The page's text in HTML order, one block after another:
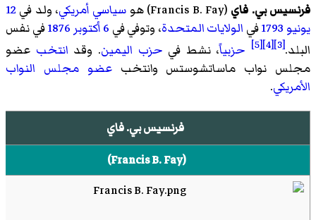
فرنسيس بي. فاي (
Francis B. Fay)‏ هو سياسي أمريكي، ولد في 12
يونيو 1793في الولايات المتحدة، وتوفي في 6 أكتوبر 1876في نفس
البلد.[3]
[4]
[5] حزبياً، نشط في حزب اليمين. وقد انتخب عضو
مجلس نواب ماساتشوستس وانتخبعضو مجلس النواب
الأمريكي.
فرنسيس بي. فاي
(
Francis B. Fay
)‏